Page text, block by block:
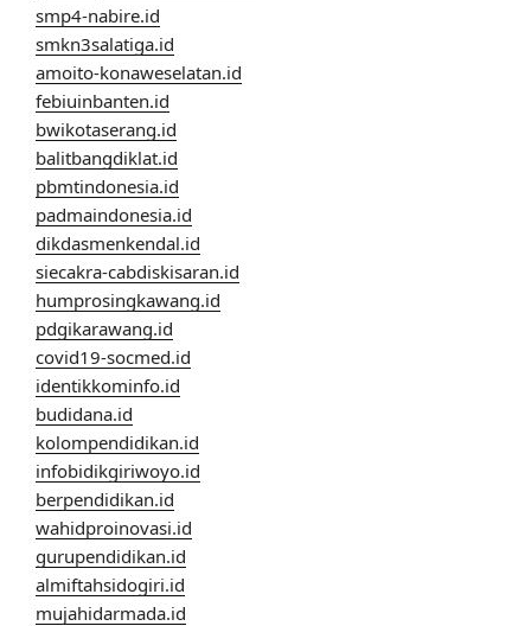
smp4-nabire.id
smkn3salatiga.id
amoito-konaweselatan.id
febiuinbanten.id
bwikotaserang.id
balitbangdiklat.id
pbmtindonesia.id
padmaindonesia.id
dikdasmenkendal.id
siecakra-cabdiskisaran.id
humprosingkawang.id
pdgikarawang.id
covid19-socmed.id
identikkominfo.id
budidana.id
kolompendidikan.id
infobidikgiriwoyo.id
berpendidikan.id
wahidproinovasi.id
gurupendidikan.id
almiftahsidogiri.id
mujahidarmada.id